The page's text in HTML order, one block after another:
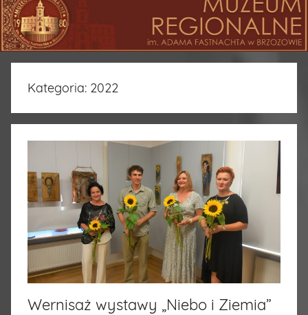
Kategoria: 2022
Wernisaż wystawy „Niebo i Ziemia”